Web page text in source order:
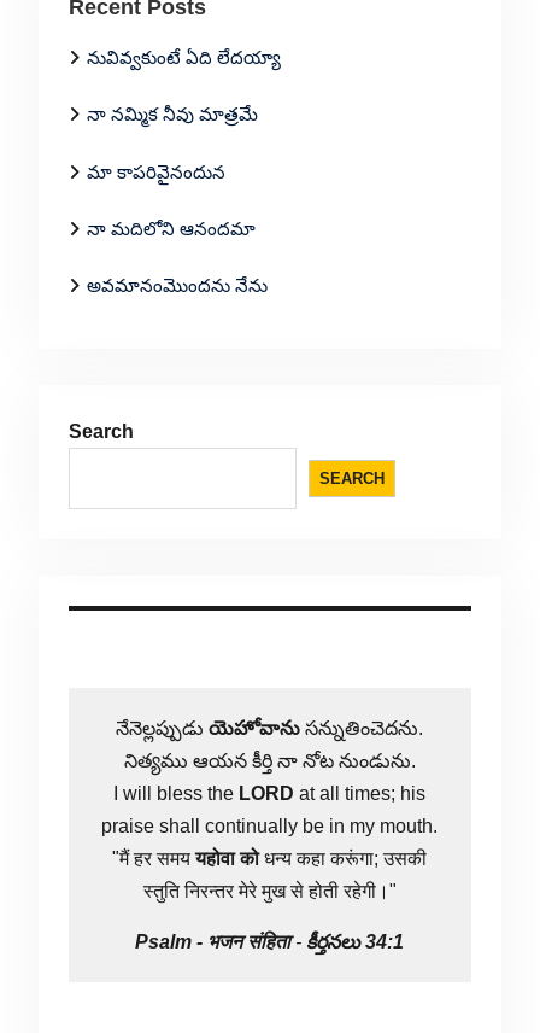
Recent Posts
నువివ్వకుంటే ఏది లేదయ్యా
నా నమ్మిక నీవు మాత్రమే
మా కాపరివైనందున
నా మదిలోని ఆనందమా
అవమానంమొందను నేను
Search
SEARCH
నేనెల్లప్పుడుయెహోవాను సన్నుతించెదను.
నిత్యము ఆయన కీర్తి నా నోట నుండును.
I will bless the LORD at all times; his
praise shall continually be in my mouth.
"मैं हर समययहोवा कोधन्य कहा करूंगा; उसकी
स्तुति निरन्तर मेरे मुख से होती रहेगी।"
Psalm - भजन संहिता- కీర్తనలు 34:1